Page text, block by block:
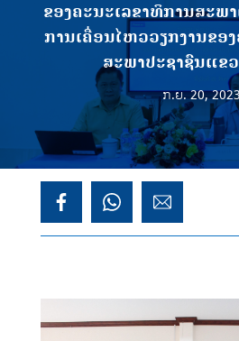
ຂອງຄະນະເລຂາທິການສະພ
ການເຄື່ອນໄຫວວຽກງານຂອ
ສະພາປະຊາຊົນແຂ
ກ.ຍ. 20,